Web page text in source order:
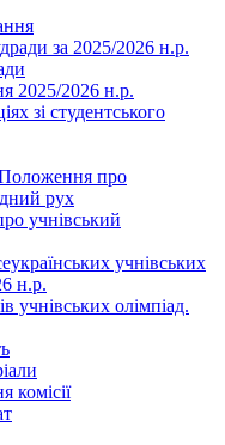
за 2025/2026 н.р.
2025/2026 н.р.
зі студентського
про
рух
учнівський
учнівських
н.р.
учнівських олімпіад.
комісії